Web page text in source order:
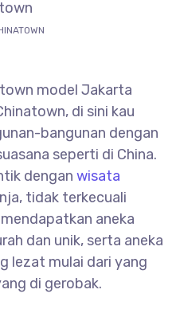
model Jakarta
di sini kau
bangunan dengan
seperti di China.
dengan wisata
tidak terkecuali
aneka
dan unik, serta aneka
lezat mulai dari yang
di gerobak.